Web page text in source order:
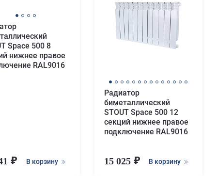
Space 500 8
нижнее правое
RAL9016
В корзину
Радиатор
биметаллический
STOUT Space 500 12
секций нижнее правое
подключение RAL9016
15 025 В корзину